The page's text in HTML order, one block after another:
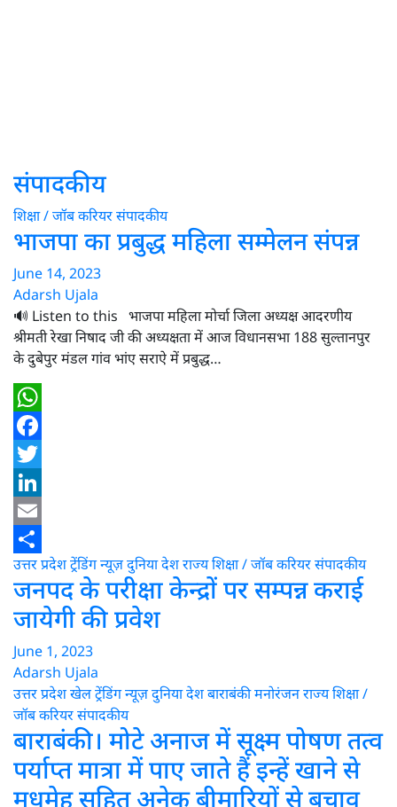
संपादकीय
शिक्षा / जॉब करियरसंपादकीय
भाजपा का प्रबुद्ध महिला सम्मेलन संपन्न
June 14, 2023
Adarsh Ujala
🔊 Listen to this भाजपा महिला मोर्चा जिला अध्यक्ष आदरणीय
श्रीमती रेखा निषाद जी की अध्यक्षता में आज विधानसभा 188 सुल्तानपुर
के दुबेपुर मंडल गांव भांए सराऐ में प्रबुद्ध…
WhatsApp
Facebook
Twitter
LinkedIn
Email
Share
उत्तर प्रदेशट्रेंडिंग न्यूज़दुनियादेशराज्यशिक्षा / जॉब करियरसंपादकीय
जनपद के परीक्षा केन्द्रों पर सम्पन्न कराई
जायेगी की प्रवेश
June 1, 2023
Adarsh Ujala
उत्तर प्रदेशखेलट्रेंडिंग न्यूज़दुनियादेशबाराबंकीमनोरंजनराज्यशिक्षा /
जॉब करियरसंपादकीय
बाराबंकी। मोटे अनाज में सूक्ष्म पोषण तत्व
पर्याप्त मात्रा में पाए जाते हैं इन्हें खाने से
मधुमेह सहित अनेक बीमारियों से बचाव